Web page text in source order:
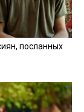
посланных